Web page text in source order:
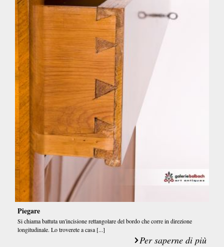
Piegare
Si chiama battuta un'incisione rettangolare del bordo che corre in direzione
longitudinale. Lo troverete a casa [...]
Per saperne di più